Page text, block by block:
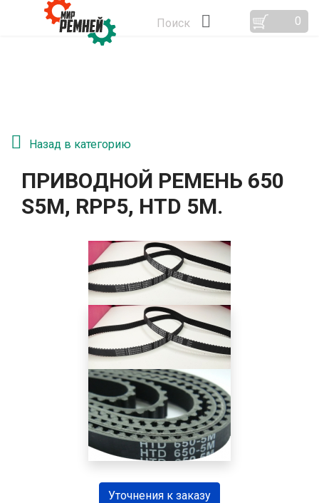
Поиск 0
Назад в категорию
ПРИВОДНОЙ РЕМЕНЬ 650
S5M, RPP5, HTD 5М.
Уточнения к заказу